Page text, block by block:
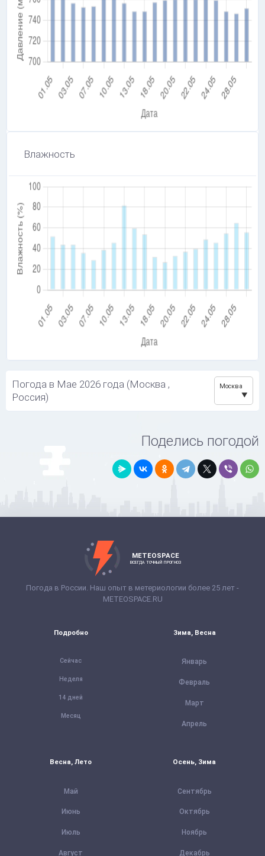
Влажность
Погода в Мае 2026 года (Москва ,
Россия)
Москва
Поделись погодой
METEOSPACE
ВСЕГДА ТОЧНЫЙ ПРОГНОЗ
Погода в России. Наш опыт в метериологии более 25 лет -
METEOSPACE.RU
Подробно
Сейчас
Неделя
14 дней
Месяц
Зима, Весна
Январь
Февраль
Март
Апрель
Весна, Лето
Май
Июнь
Июль
Август
Осень, Зима
Сентябрь
Октябрь
Ноябрь
Декабрь